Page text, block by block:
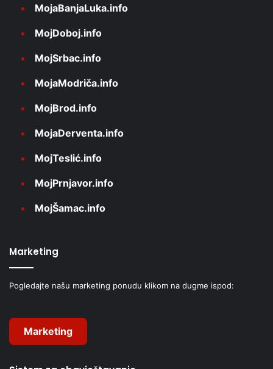
MojaBanjaLuka.info
MojDoboj.info
MojSrbac.info
MojaModriča.info
MojBrod.info
MojaDerventa.info
MojTeslić.info
MojPrnjavor.info
MojŠamac.info
Marketing
Pogledajte našu marketing ponudu klikom na dugme ispod:
Marketing